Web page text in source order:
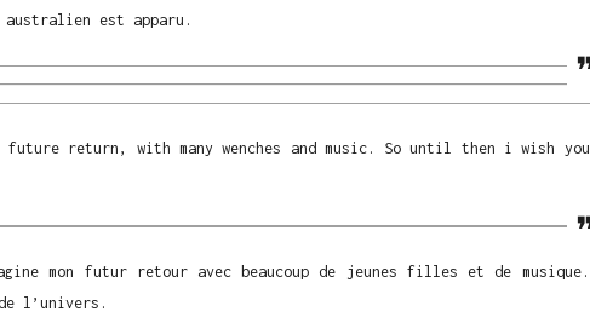
australien est apparu.
return, with many wenches and music. So until then i wish you
mon futur retour avec beaucoup de jeunes filles et de musique.
l’univers.